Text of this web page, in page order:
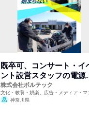
既卒可、コンサート・イ
ント設営スタッフの電源
門
株式会社ボルテック
文化・教養・娯楽、広告・メディア・マ
ミ、電力・ガス・水道・エネルギー
神奈川県